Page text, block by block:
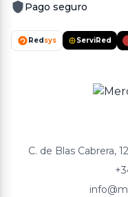
Pago seguro
Redsys ServiRed
C. de Blas Cabrera,